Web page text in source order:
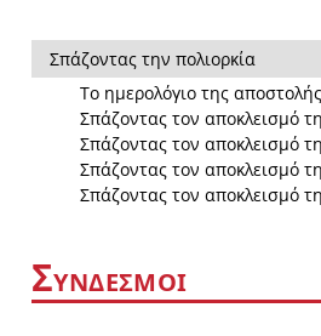
Σπάζοντας την πολιορκία
Το ημερολόγιο της αποστολής
Σπάζοντας τον αποκλεισμό
Σπάζοντας τον αποκλεισμό
Σπάζοντας τον αποκλεισμό
Σπάζοντας τον αποκλεισμό
ΣΥΝΔΕΣΜΟΙ